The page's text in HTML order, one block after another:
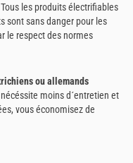
les produits électrifiables
sont sans danger pour les
le respect des normes
ou allemands
moins d´entretien et
vous économisez de